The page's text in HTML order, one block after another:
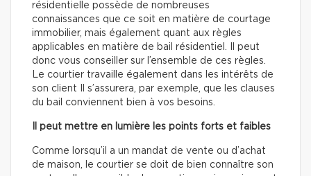
résidentielle possède de nombreuses
connaissances que ce soit en matière de courtage
immobilier, mais également quant aux règles
applicables en matière de bail résidentiel. Il peut
donc vous conseiller sur l’ensemble de ces règles.
Le courtier travaille également dans les intérêts de
son client Il s’assurera, par exemple, que les clauses
du bail conviennent bien à vos besoins.
Il peut mettre en lumière les points forts et faibles
Comme lorsqu’il a un mandat de vente ou d’achat
de maison, le courtier se doit de bien connaître son